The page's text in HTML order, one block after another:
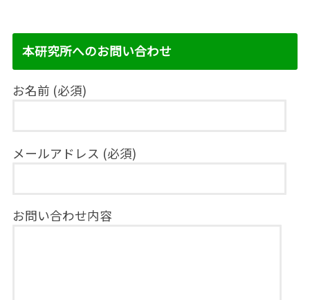
本研究所へのお問い合わせ
お名前 (必須)
メールアドレス (必須)
お問い合わせ内容